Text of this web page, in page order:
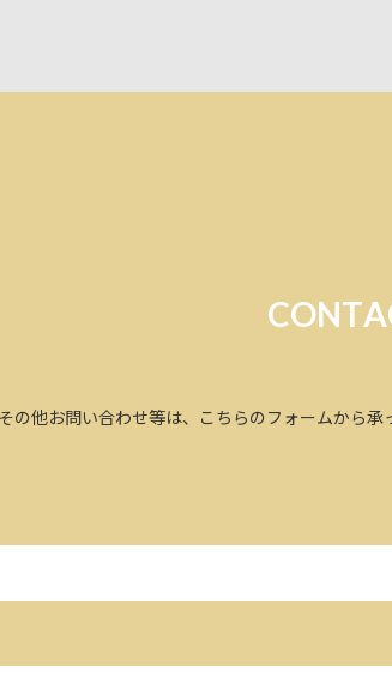
CONTA
の他お問い合わせ等は、こちらのフォームから承